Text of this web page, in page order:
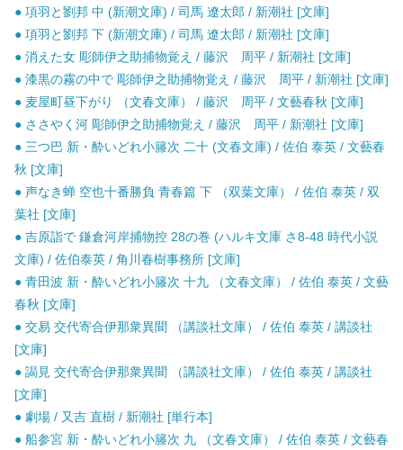
● 項羽と劉邦 中 (新潮文庫) / 司馬 遼太郎 / 新潮社 [文庫]
● 項羽と劉邦 下 (新潮文庫) / 司馬 遼太郎 / 新潮社 [文庫]
● 消えた女 彫師伊之助捕物覚え / 藤沢 周平 / 新潮社 [文庫]
● 漆黒の霧の中で 彫師伊之助捕物覚え / 藤沢 周平 / 新潮社 [文庫]
● 麦屋町昼下がり （文春文庫） / 藤沢 周平 / 文藝春秋 [文庫]
● ささやく河 彫師伊之助捕物覚え / 藤沢 周平 / 新潮社 [文庫]
● 三つ巴 新・酔いどれ小籐次 二十 (文春文庫) / 佐伯 泰英 / 文藝春
秋 [文庫]
● 声なき蝉 空也十番勝負 青春篇 下 （双葉文庫） / 佐伯 泰英 / 双
葉社 [文庫]
● 吉原詣で 鎌倉河岸捕物控 28の巻 (ハルキ文庫 さ8-48 時代小説
文庫) / 佐伯泰英 / 角川春樹事務所 [文庫]
● 青田波 新・酔いどれ小籐次 十九 （文春文庫） / 佐伯 泰英 / 文藝
春秋 [文庫]
● 交易 交代寄合伊那衆異聞 （講談社文庫） / 佐伯 泰英 / 講談社
[文庫]
● 謁見 交代寄合伊那衆異聞 （講談社文庫） / 佐伯 泰英 / 講談社
[文庫]
● 劇場 / 又吉 直樹 / 新潮社 [単行本]
● 船参宮 新・酔いどれ小籐次 九 （文春文庫） / 佐伯 泰英 / 文藝春